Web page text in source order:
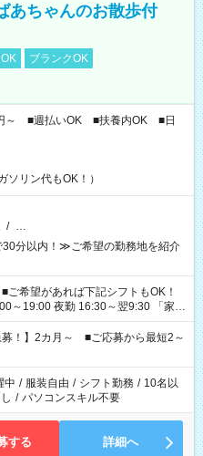
あちゃんのお散歩付
ブランクOK
～ ■週払いOK ■扶養内OK ■日
ソリン代もOK！）
/ …
分以内！≫ご希望の勤務地を紹介
19:00 夜勤 16:30～翌9:30 「家族
を持って夕飯の準備がしたい」
い」 など、ご希望を教えてください
時間。 合計で週40時間を超える場
募！】2カ月～ ■ご応募から最短2～
中 / 服装自由 / シフト勤務 / 10名以
/ パソコンスキル不要
する 詳細へ